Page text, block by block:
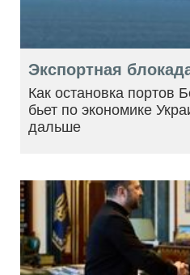
Экспортная
Как остановка портов
бьет по экономике
дальше